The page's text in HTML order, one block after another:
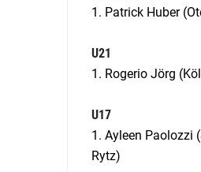
1. Patrick Huber
U21
1. Rogerio Jörg
U17
1. Ayleen Paolozzi
Rytz)